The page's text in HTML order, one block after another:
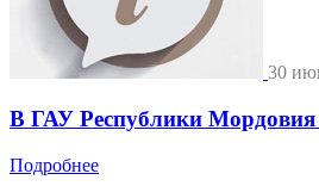
30
В ГАУ Республики Мордовия
Подробнее